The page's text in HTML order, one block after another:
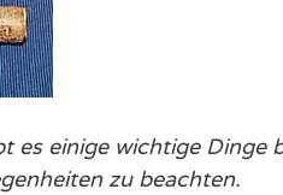
es einige wichtige Dinge
zu beachten.